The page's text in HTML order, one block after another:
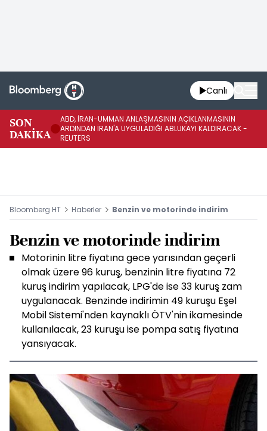
Canlı
SON
DAKİKA
ABD, İRAN-UMMAN ANLAŞMASININ AÇIKLANMASININ
ARDINDAN İRAN'A UYGULADIĞI ABLUKAYI KALDIRACAK -
REUTERS
Bloomberg HT Haberler Benzin ve motorinde indirim
Benzin ve motorinde indirim
Motorinin litre fiyatına gece yarısından geçerli
olmak üzere 96 kuruş, benzinin litre fiyatına 72
kuruş indirim yapılacak, LPG'de ise 33 kuruş zam
uygulanacak. Benzinde indirimin 49 kuruşu Eşel
Mobil Sistemi'nden kaynaklı ÖTV'nin ikamesinde
kullanılacak, 23 kuruşu ise pompa satış fiyatına
yansıyacak.